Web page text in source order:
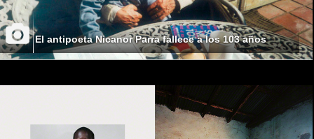
El antipoeta Nicanor Parra fallece a los 103 años